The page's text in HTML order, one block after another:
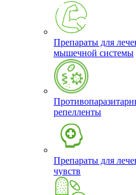
Препараты для
мышечной системы
репелленты
Препараты для
чувств